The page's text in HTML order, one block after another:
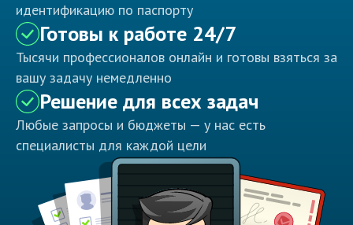
идентификацию по паспорту
Готовы к работе 24/7
Тысячи профессионалов онлайн и готовы взяться за
вашу задачу немедленно
Решение для всех задач
Любые запросы и бюджеты — у нас есть
специалисты для каждой цели